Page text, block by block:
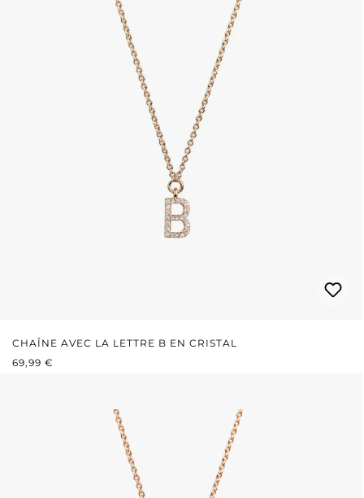
CHAÎNE AVEC LA LETTRE B EN CRISTAL
PRIX RÉGULIER :
69,99 €